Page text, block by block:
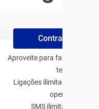
Contrate Online
Aproveite para fazer o plano
tenha:
Ligações ilimitadas para
operadora
SMS ilimitado TIM-